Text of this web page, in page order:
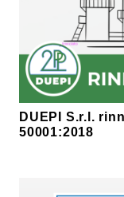
DUEPI S.r.l.
50001:2018